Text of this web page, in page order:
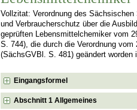
Vollzitat: Verordnung des
und Verbraucherschutz über die
geprüften Lebensmittelchemiker vom
S. 744), die durch die Verordnung vom
(SächsGVBl. S. 481) geändert worden
Eingangsformel
Abschnitt 1 Allgemeines